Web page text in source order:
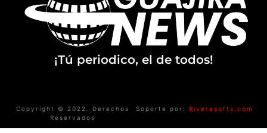
¡Tú periodico, el de todos!
Copyright © 2022. Derechos
Reservados
Soporte por: Riverasofts.com